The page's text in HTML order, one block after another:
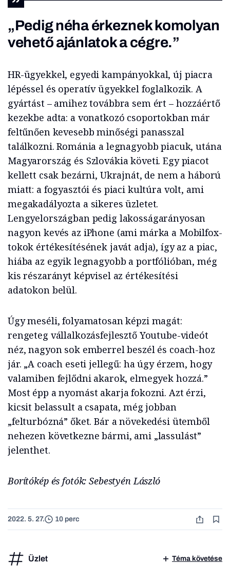
„Pedig néha érkeznek komolyan
vehető ajánlatok a cégre.”
HR-ügyekkel, egyedi kampányokkal, új piacra
lépéssel és operatív ügyekkel foglalkozik. A
gyártást – amihez továbbra sem ért – hozzáértő
kezekbe adta: a vonatkozó csoportokban már
feltűnően kevesebb minőségi panasszal
találkozni. Románia a legnagyobb piacuk, utána
Magyarország és Szlovákia követi. Egy piacot
kellett csak bezárni, Ukrajnát, de nem a háború
miatt: a fogyasztói és piaci kultúra volt, ami
megakadályozta a sikeres üzletet.
Lengyelországban pedig lakosságarányosan
nagyon kevés az iPhone (ami márka a Mobilfox-
tokok értékesítésének javát adja), így az a piac,
hiába az egyik legnagyobb a portfólióban, még
kis részarányt képvisel az értékesítési
adatokon belül.
Úgy meséli, folyamatosan képzi magát:
rengeteg vállalkozásfejlesztő Youtube-videót
néz, nagyon sok emberrel beszél és coach-hoz
jár. „A coach eseti jellegű: ha úgy érzem, hogy
valamiben fejlődni akarok, elmegyek hozzá.”
Most épp a nyomást akarja fokozni. Azt érzi,
kicsit belassult a csapata, még jobban
„felturbózná” őket. Bár a növekedési ütemből
nehezen következne bármi, ami „lassulást”
jelenthet.
Borítókép és fotók: Sebestyén László
2022. 5. 27. 10 perc
Üzlet Téma követése